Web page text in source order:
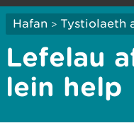
Hafan > Tystiolaeth
Lefelau
lein help